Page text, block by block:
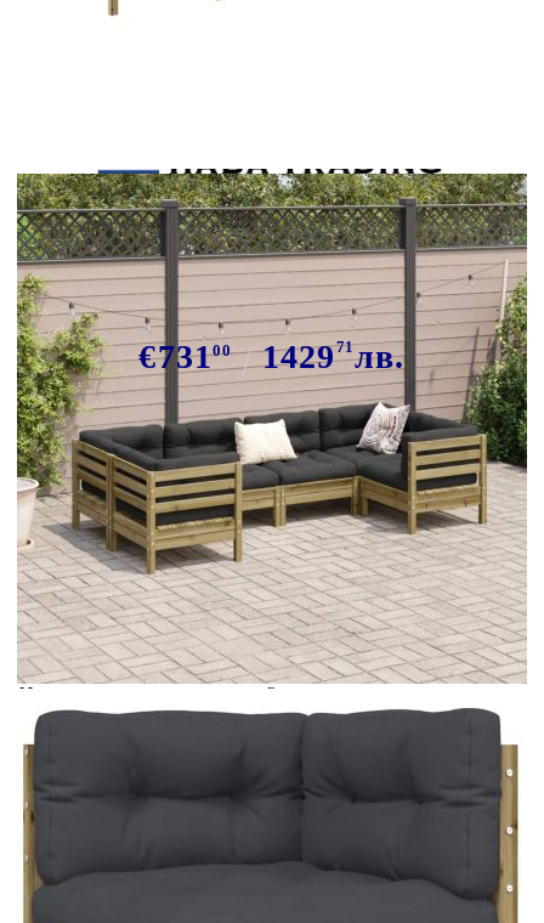
Градински комплект 6 части с
възглавници импрегниран бор
€73100 142971лв.
В наличност: 18 бр.
Време за доставка: 5 до 9 дни
Безплатна доставка до адрес при плащане по банков път
Цвят:
Антрацит
Материал:
Борова дървесина, импрегнирана
под вакуум
Размери:
EAN code:
земята:
Височина на облегалката:
Пълнеж:
PP памук
Размери на възглавницата за
60 x 32 x 12 см (Д х Ш x Деб)